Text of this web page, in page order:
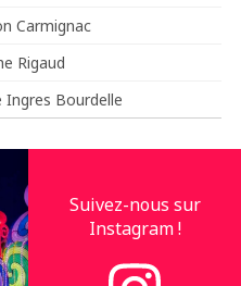
Carmignac
Rigaud
Bourdelle
Suivez-nous sur
Instagram !